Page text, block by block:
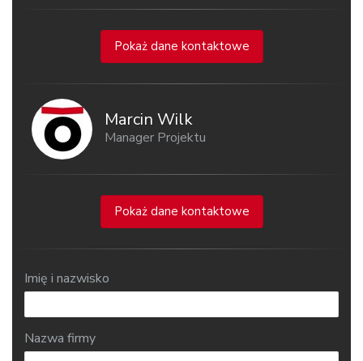
Pokaż dane kontaktowe
Marcin Wilk
Manager Projektu
Pokaż dane kontaktowe
Imię i nazwisko
Nazwa firmy